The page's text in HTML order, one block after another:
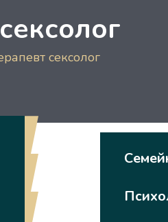
сексолог